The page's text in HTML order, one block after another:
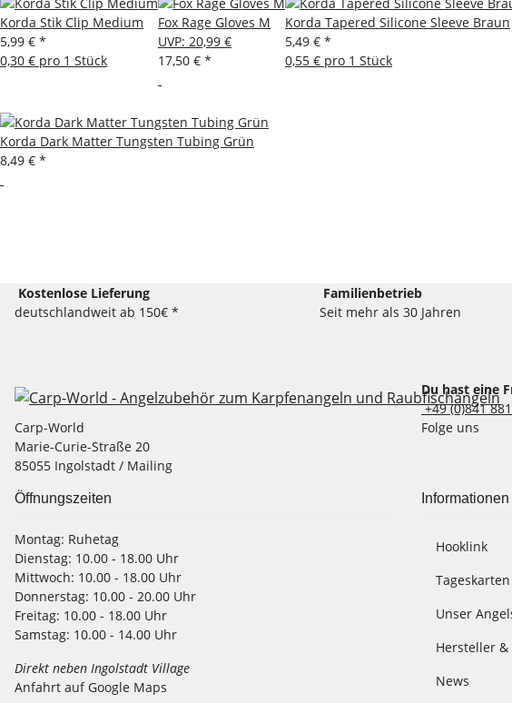
Korda Stik Clip Medium
5,99 € *
0,30 € pro 1 Stück
Fox Rage Gloves M
UVP: 20,99 €
17,50 € *
Korda Tapered Silicone Sleeve Braun
5,49 € *
0,55 € pro 1 Stück
Korda Dark Matter Tungsten Tubing Grün
8,49 € *
Kostenlose Lieferung
deutschlandweit ab 150€ *
Familienbetrieb
Seit mehr als 30 Jahren
Du hast eine
+49 (0)841
Carp-World
Marie-Curie-Straße 20
85055 Ingolstadt / Mailing
Folge uns
Öffnungszeiten
Montag: Ruhetag
Dienstag: 10.00 - 18.00 Uhr
Mittwoch: 10.00 - 18.00 Uhr
Donnerstag: 10.00 - 20.00 Uhr
Freitag: 10.00 - 18.00 Uhr
Samstag: 10.00 - 14.00 Uhr
Direkt neben Ingolstadt Village
Anfahrt auf Google Maps
Informationen
Hooklink
Unser
Hersteller &
News